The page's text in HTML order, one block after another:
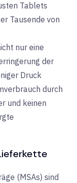
Tablets
Tausende von
nur eine
der
Druck
durch
und keinen
(MSAs) sind